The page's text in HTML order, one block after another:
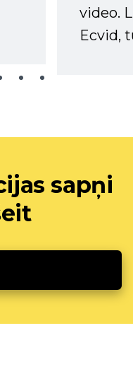
video.
Ecvid,
sapņi